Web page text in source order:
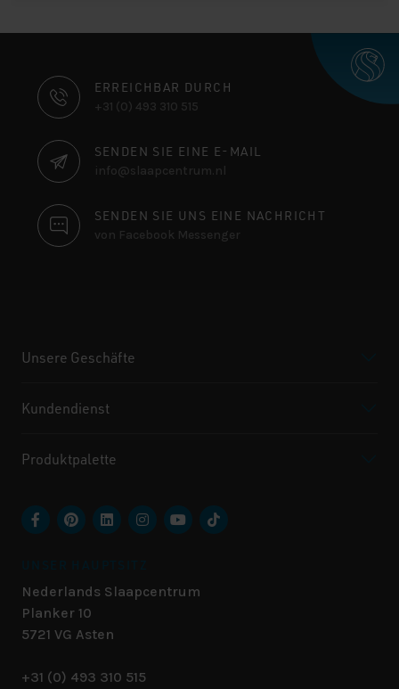
KONTAKTINFORMATIONEN
ERREICHBAR DURCH
+31 (0) 493 310 515
SENDEN SIE EINE E-MAIL
info@slaapcentrum.nl
SENDEN SIE UNS EINE NACHRICHT
von Facebook Messenger
Unsere Geschäfte
Kundendienst
Produktpalette
Nederlands Slaapcentrum
Planker 10
5721 VG Asten
+31 (0) 493 310 515